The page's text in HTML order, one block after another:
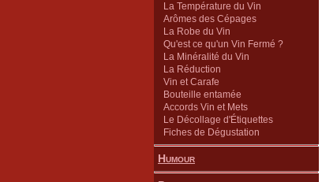
La Température du Vin
Arômes des Cépages
La Robe du Vin
Qu'est ce qu'un Vin Fermé ?
La Minéralité du Vin
La Réduction
Vin et Carafe
Bouteille entamée
Accords Vin et Mets
Le Décollage d'Étiquettes
Fiches de Dégustation
Humour